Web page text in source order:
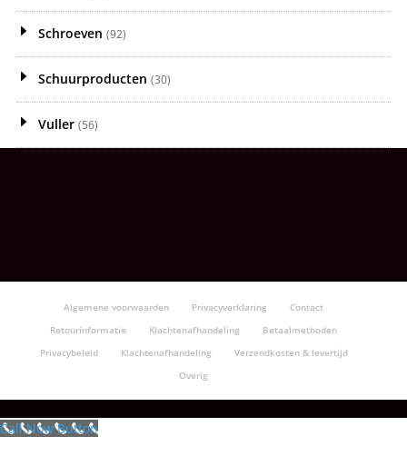
Schroeven (92)
Schuurproducten (30)
Vuller (56)
Algemene voorwaarden Privacyverklaring
Contact
Retourinformatie
Klachtenafhandeling
Betaalmethoden
Privacybeleid
Klachtenafhandeling
Verzendkosten & levertijd
Overig
Call Now Button